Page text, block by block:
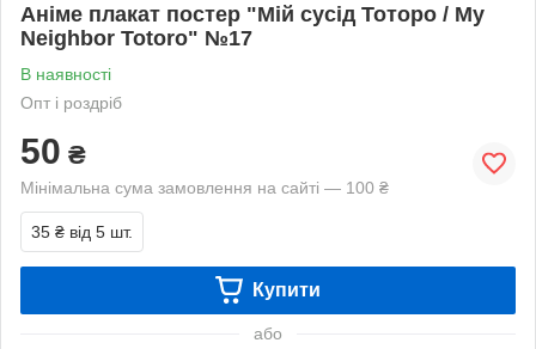
Аніме плакат постер "Мій сусід Тоторо / My
Neighbor Totoro" №17
В наявності
Опт і роздріб
50 ₴
Мінімальна сума замовлення на сайті — 100 ₴
35 ₴ від 5 шт.
Купити
або